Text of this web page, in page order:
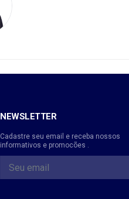
NEWSLETTER
Cadastre seu email e receba nossos
informativos e promocões .